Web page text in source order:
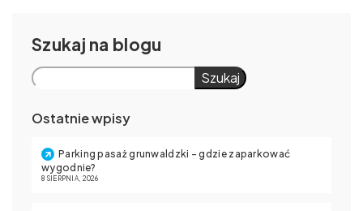
Szukaj
Szukaj
Ostatnie wpisy
Parking pasaż grunwaldzki – gdzie zaparkować
wygodnie?
8 SIERPNIA, 2026